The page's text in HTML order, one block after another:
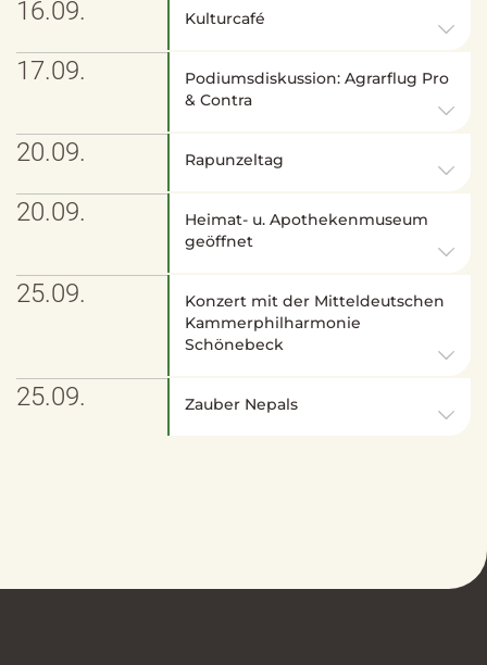
16.09. Kulturcafé
17.09.
Podiumsdiskussion: Agrarflug Pro
& Contra
20.09. Rapunzeltag
20.09.
Heimat- u. Apothekenmuseum
geöffnet
25.09.
Konzert mit der Mitteldeutschen
Kammerphilharmonie
Schönebeck
25.09. Zauber Nepals